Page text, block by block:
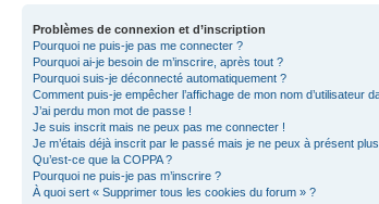
Problèmes de connexion et d’inscription
Pourquoi ne puis-je pas me connecter ?
Pourquoi ai-je besoin de m’inscrire, après tout ?
Pourquoi suis-je déconnecté automatiquement ?
Comment puis-je empêcher l’affichage de mon nom d’utilisateur
J’ai perdu mon mot de passe !
Je suis inscrit mais ne peux pas me connecter !
Je m’étais déjà inscrit par le passé mais je ne peux à présent
Qu’est-ce que la COPPA ?
Pourquoi ne puis-je pas m’inscrire ?
À quoi sert « Supprimer tous les cookies du forum » ?